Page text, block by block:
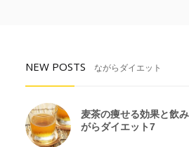
NEW POSTS ながらダイエット
麦茶の痩せる効果と飲
がらダイエット7